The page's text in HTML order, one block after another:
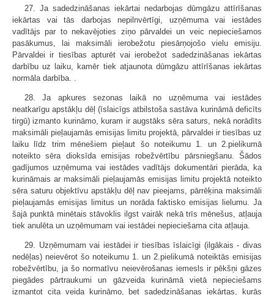
27. Ja sadedzināšanas iekārtai nedarbojas dūmgāzu attīrīšanas
iekārtas vai tās darbojas nepilnvērtīgi, uzņēmuma vai iestādes
vadītājs par to nekavējoties ziņo pārvaldei un veic nepieciešamos
pasākumus, lai maksimāli ierobežotu piesārņojošo vielu emisiju.
Pārvaldei ir tiesības apturēt vai ierobežot sadedzināšanas iekārtas
darbību uz laiku, kamēr tiek atjaunota dūmgāzu attīrīšanas iekārtas
normāla darbība. .
28. Ja apkures sezonas laikā no uzņēmuma vai iestādes
neatkarīgu apstākļu dēļ (īslaicīgs atbilstoša sastāva kurināmā deficīts
tirgū) izmanto kurināmo, kuram ir augstāks sēra saturs, nekā norādīts
maksimāli pieļaujamās emisijas limitu projektā, pārvaldei ir tiesības uz
laiku līdz trim mēnešiem pieļaut šo noteikumu 1. un 2.pielikumā
noteikto sēra dioksīda emisijas robežvērtību pārsniegšanu. Šādos
gadījumos uzņēmuma vai iestādes vadītājs dokumentāri pierāda, ka
kurināmais ar maksimāli pieļaujamās emisijas limitu projektā noteikto
sēra saturu objektīvu apstākļu dēļ nav pieejams, pārrēķina maksimāli
pieļaujamās emisijas limitus un norāda faktisko emisijas lielumu. Ja
šajā punktā minētais stāvoklis ilgst vairāk nekā trīs mēnešus, atļauja
tiek anulēta un uzņēmumam vai iestādei nepieciešama cita atļauja.
29. Uzņēmumam vai iestādei ir tiesības īslaicīgi (ilgākais - divas
nedēļas) neievērot šo noteikumu 1. un 2.pielikumā noteiktās emisijas
robežvērtību, ja šo normatīvu neievērošanas iemesls ir pēkšņi gāzes
piegādes pārtraukumi un gāzveida kurināmā vietā nepieciešams
izmantot cita veida kurināmo, bet sadedzināšanas iekārtas, kurās